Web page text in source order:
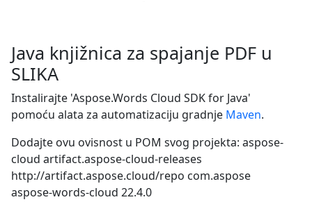
Java knjižnica za spajanje PDF u
SLIKA
Instalirajte 'Aspose.Words Cloud SDK for Java'
pomoću alata za automatizaciju gradnje Maven.
Dodajte ovu ovisnost u POM svog projekta: aspose-
cloud artifact.aspose-cloud-releases
http://artifact.aspose.cloud/repo com.aspose
aspose-words-cloud 22.4.0